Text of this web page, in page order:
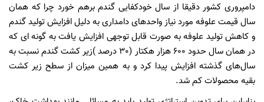
دامپروری کشور دقیقا از سال خودکفایی گندم برهم خورد چرا که همان
سال قیمت علوفه مورد نیاز واحدهای دامداری به دلیل افزایش تولید گندم
و کاهش تولید علوفه به صورت قابل توجهی افزایش یافت به گونه ای که
در همان سال حدود 600 هزار هکتار (30 درصد )زیر کشت گندم نسبت به
سال‌های گذشته افزایش پیدا کرد و به همین میزان از سطح زیر کشت
بقیه محصولات کم شد.